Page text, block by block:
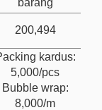
barang
200,494
kardus:
5,000/pcs
Bubble wrap:
8,000/m